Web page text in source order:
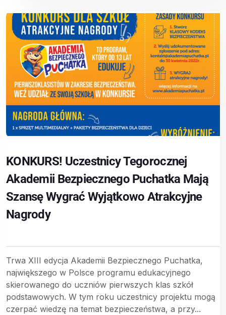
KONKURS! Uczestnicy Tegorocznej
Akademii Bezpiecznego Puchatka Mają
Szansę Wygrać Wyjątkowo Atrakcyjne
Nagrody
Trwa XIII edycja Akademii Bezpiecznego Puchatka,
największego w Polsce programu edukacyjnego
skierowanego do uczniów pierwszych klas szkół
podstawowych. W tym roku uczestnicy projektu mogą
czerpać wiedzę na temat bezpieczeństwa, a przy...